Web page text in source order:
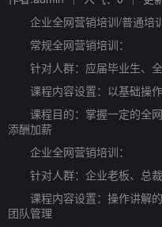
企业全网营销培训/普通培
常规全网营销培训：
针对人群：应届毕业生、全
课程内容设置：以基础操
课程目的：掌握一定的全网
添酬加薪
企业全网营销培训：
针对人群：企业老板、总裁
课程内容设置：操作讲解的
团队管理